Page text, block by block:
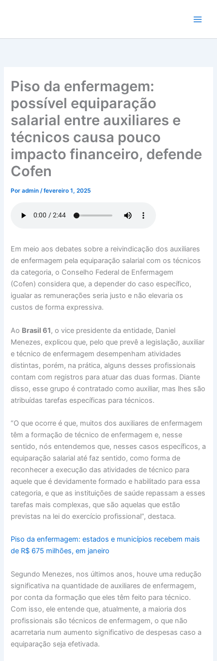
conteúdo
Piso da enfermagem:
possível equiparação
salarial entre auxiliares e
técnicos causa pouco
impacto financeiro, defende
Cofen
Poradmin/fevereiro 1, 2025
Em meio aos debates sobre a reivindicação dos auxiliares
de enfermagem pela equiparação salarial com os técnicos
da categoria, o Conselho Federal de Enfermagem
(Cofen) considera que, a depender do caso específico,
igualar as remunerações seria justo e não elevaria os
custos de forma expressiva.
Ao Brasil 61, o vice presidente da entidade, Daniel
Menezes, explicou que, pelo que prevê a legislação, auxiliar
e técnico de enfermagem desempenham atividades
distintas, porém, na prática, alguns desses profissionais
contam com registros para atuar das duas formas. Diante
disso, esse grupo é contratado como auxiliar, mas lhes são
atribuídas tarefas específicas para técnicos.
“O que ocorre é que, muitos dos auxiliares de enfermagem
têm a formação de técnico de enfermagem e, nesse
sentido, nós entendemos que, nesses casos específicos, a
equiparação salarial até faz sentido, como forma de
reconhecer a execução das atividades de técnico para
aquele que é devidamente formado e habilitado para essa
categoria, e que as instituições de saúde repassam a esses
tarefas mais complexas, que são aquelas que estão
previstas na lei do exercício profissional”, destaca.
Piso da enfermagem: estados e municípios recebem mais
de R$ 675 milhões, em janeiro
Segundo Menezes, nos últimos anos, houve uma redução
significativa na quantidade de auxiliares de enfermagem,
por conta da formação que eles têm feito para técnico.
Com isso, ele entende que, atualmente, a maioria dos
profissionais são técnicos de enfermagem, o que não
acarretaria num aumento significativo de despesas caso a
equiparação seja efetivada.